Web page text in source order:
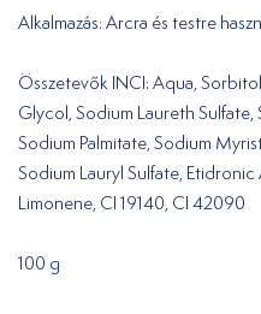
Alkalmazás: Arcra és testre
Összetevők INCI: Aqua,
Glycol, Sodium Laureth
Sodium Palmitate, Sodium
Sodium Lauryl Sulfate,
Limonene, CI 19140, CI 42090
100 g